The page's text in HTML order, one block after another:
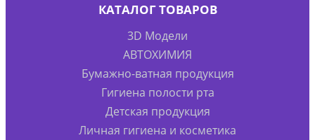
КАТАЛОГ ТОВАРОВ
3D Модели
АВТОХИМИЯ
Бумажно-ватная продукция
Гигиена полости рта
Детская продукция
Личная гигиена и косметика